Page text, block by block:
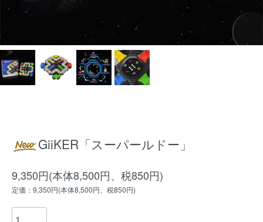
GiiKER「スーパールドー」
9,350円(本体8,500円、税850円)
定価：9,350円(本体8,500円、税850円)